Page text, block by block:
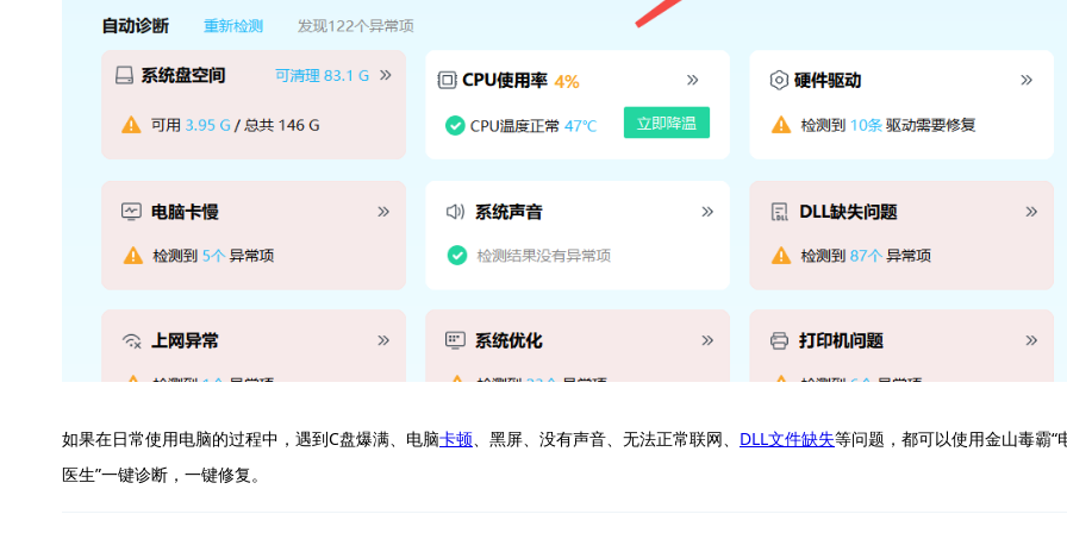
如果在日常使用电脑的过程中，遇到C盘爆满、电脑卡顿、黑屏、没有声音、无法正常联网、 DLL文件缺失等问题，都可以使用金山毒霸“
医生”一键诊断，一键修复。